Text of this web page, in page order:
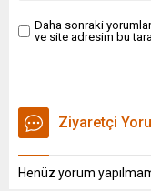
Daha sonraki
ve site adresim bu
Ziyaretçi
Henüz yorum